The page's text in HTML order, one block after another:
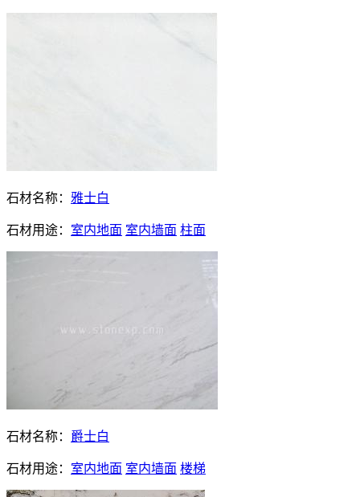
石材名称： 雅士白
石材用途： 室内地面 室内墙面 柱面
石材名称： 爵士白
石材用途： 室内地面 室内墙面 楼梯